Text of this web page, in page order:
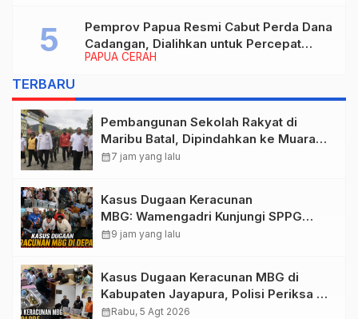
PAPUA CERAH
Pemprov Papua Resmi Cabut Perda Dana
Cadangan, Dialihkan untuk Percepat
Pembangunan dan Layanan Publik
TERBARU
Pembangunan Sekolah Rakyat di
Maribu Batal, Dipindahkan ke Muara
Tami, Ini Sebabnya
calendar_month7 jam yang lalu
Kasus Dugaan Keracunan
MBG: Wamengadri Kunjungi SPPG
Yayasan KIS Papua, Ini yang
calendar_month9 jam yang lalu
Kasus Dugaan Keracunan MBG di
Kabupaten Jayapura, Polisi Periksa 30
Orang Saksi
calendar_monthRabu, 5 Agt 2026